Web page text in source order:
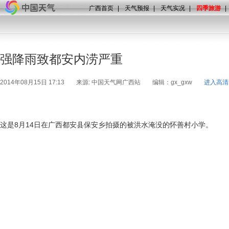
广西首页 | 天气预报 | 天气实况 | 四季旅游 |
强降雨致都安内涝严重
2014年08月15日 17:13 来源: 中国天气网广西站 编辑：gx_gxw 进入高
这是8月14日在广西都安县保安乡拍摄的被洪水淹没的怀善村小学。